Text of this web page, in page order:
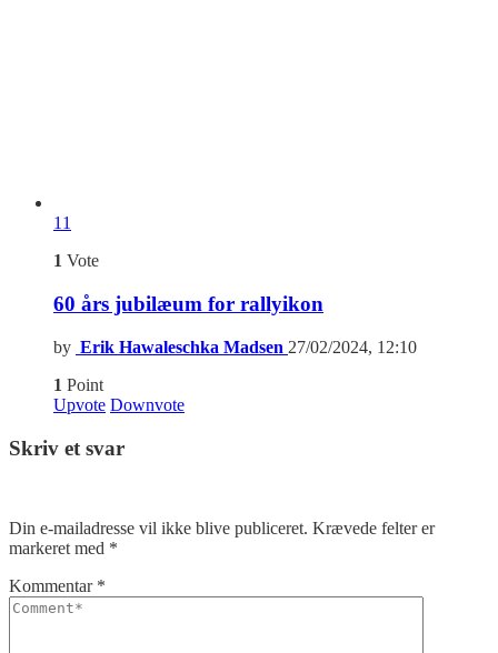
11
1 Vote
60 års jubilæum for rallyikon
by Erik Hawaleschka Madsen 27/02/2024, 12:10
1 Point
Upvote Downvote
Skriv et svar
Din e-mailadresse vil ikke blive publiceret. Krævede felter er
markeret med *
Kommentar *